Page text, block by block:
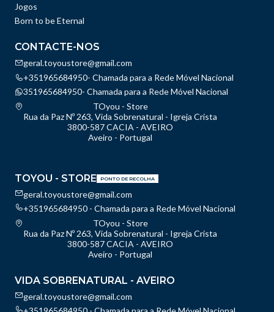
Jogos
Born to be Eternal
CONTACTE-NOS
geral.toyoustore@gmail.com
+351965684950- Chamada para a Rede Móvel Nacional
351965684950- Chamada para a Rede Móvel Nacional
TOyou - Store
Rua da Paz Nº 263, Vida Sobrenatural - Igreja Crista
3800-587 CACIA - AVEIRO
Aveiro - Portugal
TOYOU - STORE PONTO DE RECOLHA
geral.toyoustore@gmail.com
+351965684950 - Chamada para a Rede Móvel Nacional
TOyou - Store
Rua da Paz Nº 263, Vida Sobrenatural - Igreja Crista
3800-587 CACIA - AVEIRO
Aveiro - Portugal
VIDA SOBRENATURAL - AVEIRO
geral.toyoustore@gmail.com